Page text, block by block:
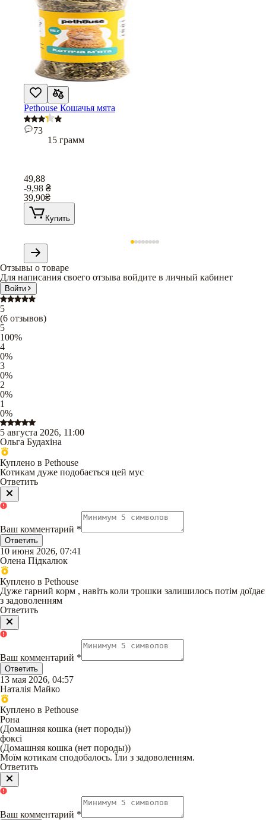
Pethouse Кошачья мята
73
15 грамм
49,88
-9,98 ₴
39,90₴
Купить
Отзывы о товаре
Для написания своего отзыва войдите в личный кабинет
Войти
5
(6 отзывов)
5
100%
4
0%
3
0%
2
0%
1
0%
5 августа 2026, 11:00
Ольга Будахіна
Куплено в Pethouse
Котикам дуже подобається цей мус
Ответить
Ваш комментарий *
Ответить
10 июня 2026, 07:41
Олена Підкалюк
Куплено в Pethouse
Дуже гарний корм , навіть коли трошки залишилось потім доїдає
з задоволенням
Ответить
Ваш комментарий *
Ответить
13 мая 2026, 04:57
Наталія Майко
Куплено в Pethouse
Рона
(Домашняя кошка (нет породы))
фоксі
(Домашняя кошка (нет породы))
Моїм котикам сподобалось. Їли з задоволенням.
Ответить
Ваш комментарий *